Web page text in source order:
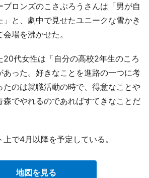
ロンズのこさぶろうさんは「男が自
と、劇中で見せたユニークな雪かき
場を沸かせた。
代女性は「自分の高校2年生のころ
あった。好きなことを進路の一つに考
たのは就職活動の時で、得意なことや
森でやれるのであればすてきなことだ
で4月以降を予定している。
地図を見る